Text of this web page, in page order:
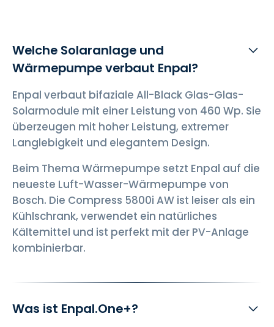
Welche Solaranlage und
Wärmepumpe verbaut Enpal?
Enpal verbaut bifaziale All-Black Glas-Glas-
Solarmodule mit einer Leistung von 460 Wp. Sie
überzeugen mit hoher Leistung, extremer
Langlebigkeit und elegantem Design.
Beim Thema Wärmepumpe setzt Enpal auf die
neueste Luft-Wasser-Wärmepumpe von
Bosch. Die Compress 5800i AW ist leiser als ein
Kühlschrank, verwendet ein natürliches
Kältemittel und ist perfekt mit der PV-Anlage
kombinierbar.
Was ist Enpal.One+?